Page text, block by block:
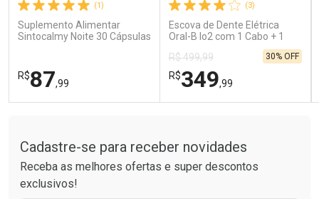
Comprar sem Desconto
Por R$ 15,99/cada
Comprar sem Desconto
Por R$ 15,99/cada
Comprar sem Desconto
Por R$ 121,90/cada
Comprar sem Desconto
Por R$ 121,90/cada
(1)
Suplemento Alimentar
Sintocalmy Noite 30 Cápsulas
R$87,99
Laboratório
Por Menos
(3)
Escova de Dente Elétrica
Oral-B Io2 com 1 Cabo + 1
R$ 499,99
R$349,99
30% OFF
Laboratório
Por Menos
Cadastre-se para receber novidades
Receba as melhores ofertas e super descontos
exclusivos!